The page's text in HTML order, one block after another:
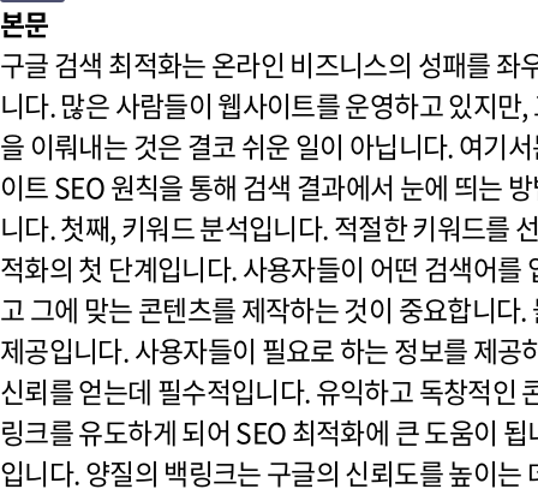
본문
구글 검색 최적화는 온라인 비즈니스의 성패를 좌
니다. 많은 사람들이 웹사이트를 운영하고 있지만
을 이뤄내는 것은 결코 쉬운 일이 아닙니다. 여기
이트 SEO 원칙을 통해 검색 결과에서 눈에 띄는
니다. 첫째, 키워드 분석입니다. 적절한 키워드를
적화의 첫 단계입니다. 사용자들이 어떤 검색어를
고 그에 맞는 콘텐츠를 제작하는 것이 중요합니다
제공입니다. 사용자들이 필요로 하는 정보를 제공
신뢰를 얻는데 필수적입니다. 유익하고 독창적인
링크를 유도하게 되어 SEO 최적화에 큰 도움이
입니다. 양질의 백링크는 구글의 신뢰도를 높이는